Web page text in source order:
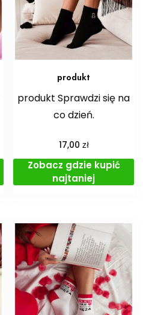
produkt
produkt Sprawdzi się na
co dzień.
17,00 zł
Zobacz gdzie kupić
najtaniej